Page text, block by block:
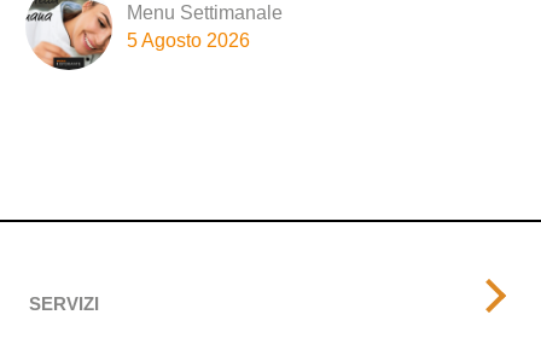
Menu Settimanale
5 Agosto 2026
SERVIZI